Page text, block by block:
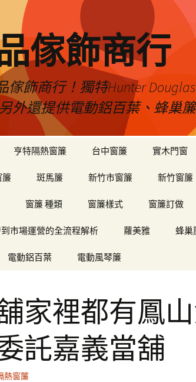
傢飾商行
飾商行！獨特Hunter
外還提供電動鋁百葉、蜂巢
亨特隔熱窗簾 台中窗簾 實木門窗
簾 斑馬簾 新竹市窗簾 新竹窗簾
窗簾 種類 窗簾樣式 窗簾訂做
市場運營的全流程解析 蘿美雅 蜂巢
電動鋁百葉 電動風琴簾
家裡都有鳳
託嘉義當舖
熱窗簾